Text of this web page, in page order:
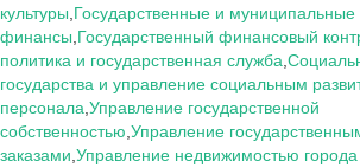
культуры Государственные и муниципальные
финансы Государственный финансовый
политика и государственная служба
государства и управление социальным
персонала Управление государственной
собственностью Управление
заказами Управление недвижимостью города